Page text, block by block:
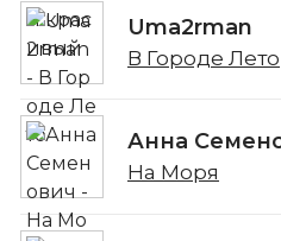
Uma2rman
В Городе Лето
Анна
На Моря